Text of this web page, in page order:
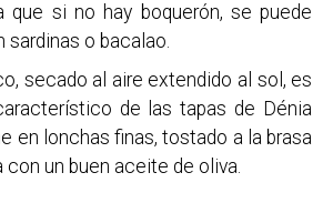
que si no hay boquerón, se puede
sardinas o bacalao.
secado al aire extendido al sol, es
de las tapas de Dénia
en lonchas finas, tostado a la brasa
con un buen aceite de oliva.